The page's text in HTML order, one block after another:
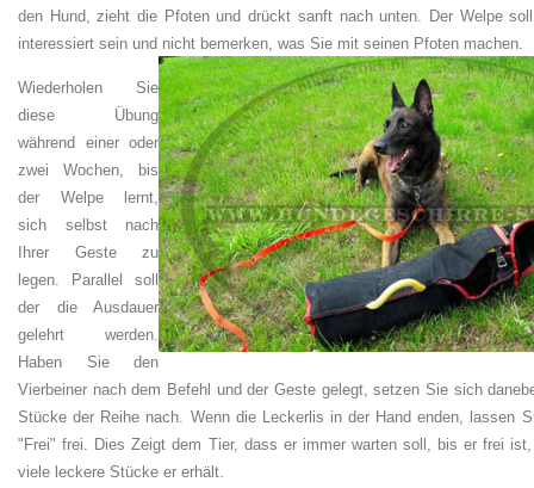
den Hund, zieht die Pfoten und drückt sanft nach unten. Der Welpe
interessiert sein und nicht bemerken, was Sie mit seinen Pfoten machen.
Wiederholen Sie
diese Übung
während einer oder
zwei Wochen, bis
der Welpe lernt,
sich selbst nach
Ihrer Geste zu
legen. Parallel soll
der die Ausdauer
gelehrt werden.
Haben Sie den
Vierbeiner nach dem Befehl und der Geste gelegt, setzen Sie sich
Stücke der Reihe nach. Wenn die Leckerlis in der Hand enden, lassen
"Frei" frei. Dies Zeigt dem Tier, dass er immer warten soll, bis er frei
viele leckere Stücke er erhält.